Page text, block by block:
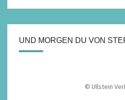
UND MORGEN DU VON
© Ullstein